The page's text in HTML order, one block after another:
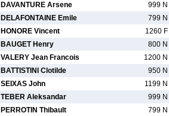
DAVANTURE Arsene
999 N
DELAFONTAINE Emile
799 N
HONORE Vincent
1260 F
BAUGET Henry
800 N
VALERY Jean Francois
1200 N
BATTISTINI Clotilde
950 N
SEIXAS John
1199 N
TEBER Aleksandar
999 N
PERROTIN Thibault
799 N